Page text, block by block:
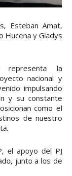
Esteban Amat,
Hucena y Gladys
representa la
nacional y
impulsando
y su constante
como el
de nuestro
el apoyo del PJ
junto a los de